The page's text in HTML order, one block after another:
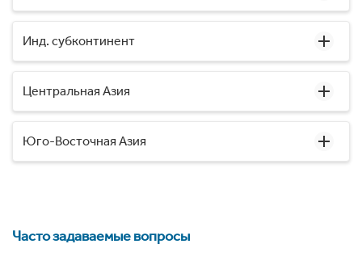
Инд. субконтинент
Центральная Азия
Юго-Восточная Азия
Часто задаваемые вопросы